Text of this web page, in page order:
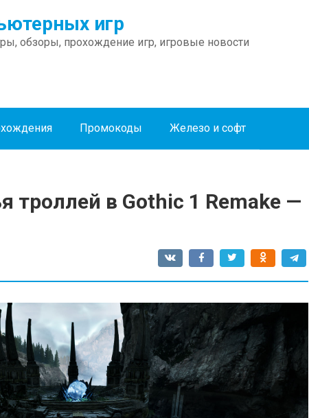
игр
обзоры, прохождение игр, игровые новости
Промокоды Железо и софт
троллей в Gothic 1 Remake —